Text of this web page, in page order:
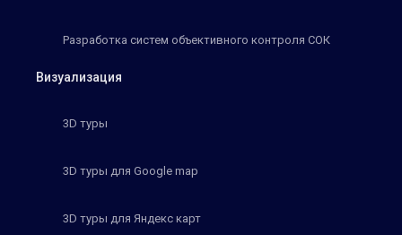
Разработка систем объективного контроля СОК
Визуализация
3D туры
3D туры для Google map
3D туры для Яндекс карт